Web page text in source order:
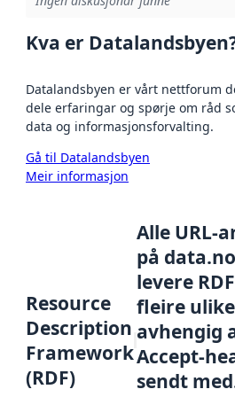
Kva er
Datalandsbyen er vårt nettforum
dele erfaringar og spørje om råd
data og informasjonsforvalting.
Gå til Datalandsbyen
Meir informasjon
Resource
Description
Framework
(RDF)
Alle URL-
på
levere
fleire
avhengig
Accept-
sendt